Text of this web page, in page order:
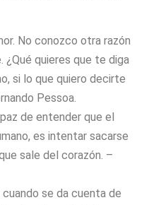
No conozco otra razón
¿Qué quieres que te diga
si lo que quiero decirte
Pessoa.
de entender que el
es intentar sacarse
sale del corazón. –
se da cuenta de